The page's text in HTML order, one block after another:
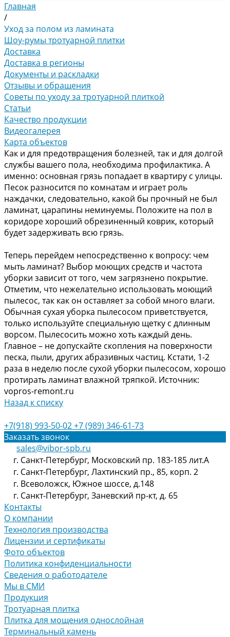
Главная
/
Уход за полом из ламината
Шоу-румы тротуарной плитки
Доставка
Доставка в регионы
Документы и раскладки
Отзывы и обращения
Советы по уходу за тротуарной плиткой
Статьи
Качество продукции
Видеогалерея
Карта объектов
Как и для предотвращения болезней, так и для долгой
службы вашего пола, необходима профилактика. А
именно: основная грязь попадает в квартиру с улицы.
Песок разносится по комнатам и играет роль
наждачки, следовательно, какой бы прочный не был
ламинат, царапины неминуемы. Положите на пол в
коридоре хороший обрезиненный коврик, который
будет задерживать всю грязь.
Теперь перейдем непосредственно к вопросу: чем
мыть ламинат? Выбор моющих средств и частота
уборки зависит от того, чем загрязнено покрытие.
Отметим, что нежелательно использовать моющий
пылесос, так как он оставляет за собой много влаги.
Обычная сухая уборка пылесосом приветствуется,
только используйте специальную щетку с длинным
ворсом. Пылесосить можно хоть каждый день.
Главное – не допускайте скопления на поверхности
песка, пыли, других абразивных частиц. Кстати, 1-2
раза в неделю после сухой уборки пылесосом, хорошо
протирать ламинат влажной тряпкой. Источник:
vopros-remont.ru
Назад к списку
+7(918) 993-50-02+7 (989) 346-61-73
Заказать звонок
sales@vibor-spb.ru
г. Санкт-Петербург, Московский пр. 183-185 лит.А
г. Санкт-Петербург, Лахтинский пр., 85, корп. 2
г. Всеволожск, Южное шоссе, д.148
г. Санкт-Петербург, Заневский пр-кт, д. 65
Контакты
О компании
Технология производства
Лицензии и сертификаты
Фото объектов
Политика конфиденциальности
Сведения о работодателе
Мы в СМИ
Продукция
Тротуарная плитка
Плитка для мощения однослойная
Терминальный камень